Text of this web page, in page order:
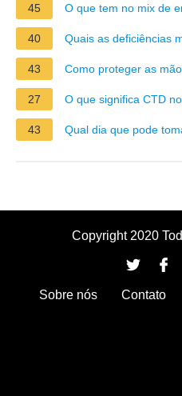
45
O que tem no mix de
40 Quais as deficiências
43 Como proteger as
27 O que significa CTD
43 Qual dia que pode
Copyright 2020
Sobre nós Contato